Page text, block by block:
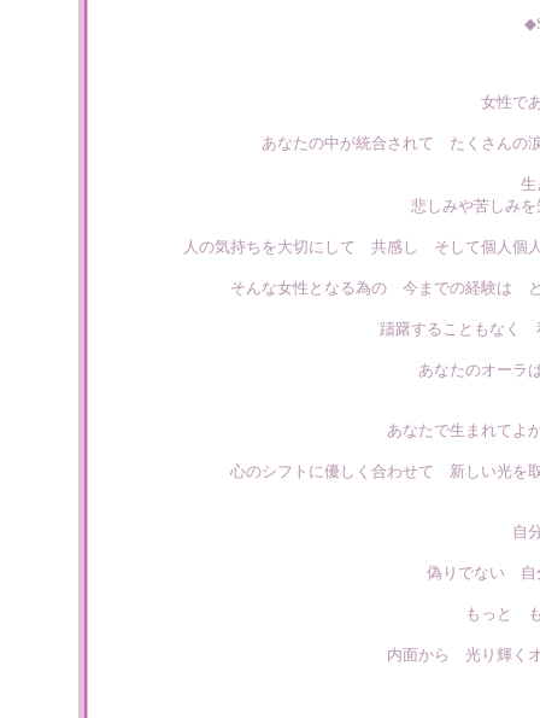
女性で
あなたの中が統合されて たくさん
生
悲しみや苦しみ
人の気持ちを大切にして 共感し そして個人個
そんな女性となる為の 今までの経験は
躊躇することもなく
あなたのオーラ
あなたで生まれてよ
心のシフトに優しく合わせて 新しい光を
自
偽りでない 自
もっと
内面から 光り輝く